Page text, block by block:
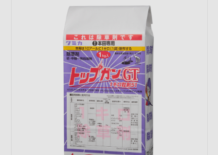
お問い合わせ English
株主・投資家情報